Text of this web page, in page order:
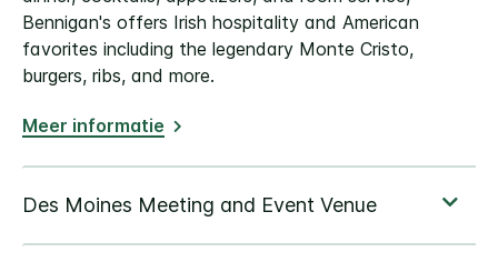
Bennigan's offers Irish hospitality and American
favorites including the legendary Monte Cristo,
burgers, ribs, and more.
Meer informatie